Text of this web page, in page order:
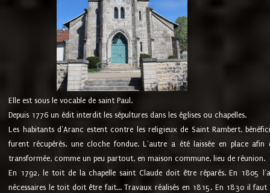
Elle est sous le vocable de saint Paul.
Depuis 1776 un édit interdit les sépultures dans les églises ou chapelles.
Les habitants d'Aranc estent contre les religieux de Saint Rambert,
furent récupérés, une cloche fondue. L'autre a été laissée en place
transformée, comme un peu partout, en maison commune, lieu de réunion.
En 1792, le toit de la chapelle saint Claude doit être réparés. En 1805
nécessaires le toit doit être fait... Travaux réalisés en 1815. En 1830 il